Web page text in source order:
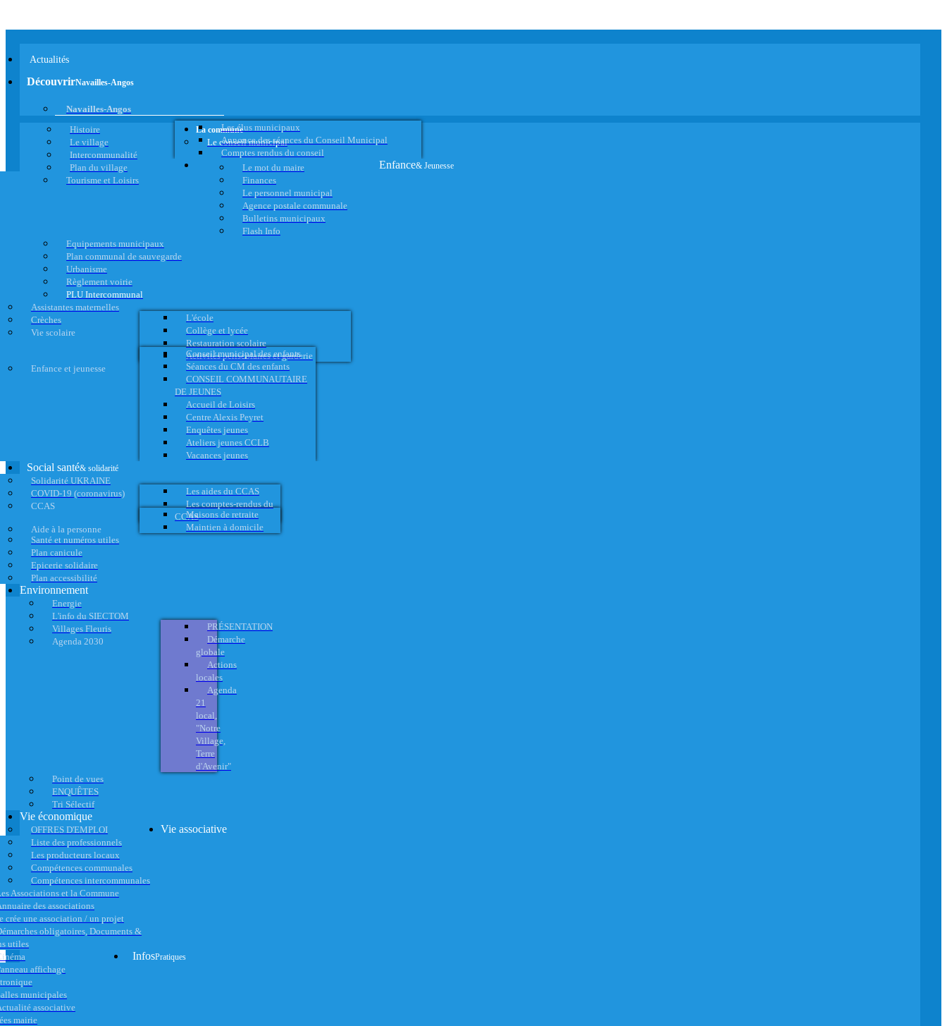
Actualités
DécouvrirNavailles-Angos
Navailles-Angos
Histoire
Le village
Intercommunalité
Plan du village
Tourisme et Loisirs
La commune
Le conseil municipal
Les élus municipaux
Annonce des séances du Conseil Municipal
Comptes rendus du conseil
Le mot du maire
Finances
Le personnel municipal
Agence postale communale
Bulletins municipaux
Flash Info
Equipements municipaux
Plan communal de sauvegarde
Urbanisme
Règlement voirie
PLU Intercommunal
Enfance& Jeunesse
Assistantes maternelles
Crèches
Vie scolaire
L'école
Collège et lycée
Restauration scolaire
Activités périscolaires et garderie
Enfance et jeunesse
Conseil municipal des enfants
Séances du CM des enfants
CONSEIL COMMUNAUTAIRE
DE JEUNES
Accueil de Loisirs
Centre Alexis Peyret
Enquêtes jeunes
Ateliers jeunes CCLB
Vacances jeunes
Social santé& solidarité
Solidarité UKRAINE
COVID-19 (coronavirus)
CCAS
Les aides du CCAS
Les comptes-rendus du
CCAS
Aide à la personne
Maisons de retraite
Maintien à domicile
Santé et numéros utiles
Plan canicule
Epicerie solidaire
Plan accessibilité
Environnement
Energie
L'info du SIECTOM
Villages Fleuris
Agenda 2030
PRÉSENTATION
Démarche
globale
Actions
locales
Agenda
21
local,
"Notre
Village,
Terre
d'Avenir"
Point de vues
ENQUÊTES
Tri Sélectif
Vie économique
OFFRES D'EMPLOI
Liste des professionnels
Les producteurs locaux
Compétences communales
Compétences intercommunales
Vie associative
Associations et la Commune
des associations
crée une association / un projet
obligatoires, Documents &
utiles
affichage
municipales
associative
InfosPratiques
mairie